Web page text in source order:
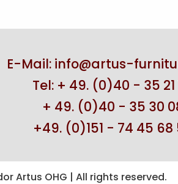
E-Mail: info@artus-
Tel: + 49. (0)40 - 35 21
+ 49. (0)40 - 35 30
+49. (0)151 - 74 45 68
Artus OHG | All rights reserved.